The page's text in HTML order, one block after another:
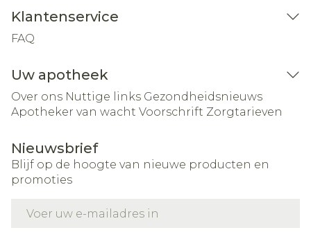
Klantenservice
FAQ
Uw apotheek
Over ons Nuttige links Gezondheidsnieuws
Apotheker van wacht Voorschrift Zorgtarieven
Nieuwsbrief
Blijf op de hoogte van nieuwe producten en
promoties